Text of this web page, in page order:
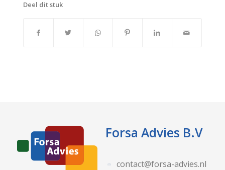
Deel dit stuk
Forsa Advies B.V
contact@forsa-advies.nl